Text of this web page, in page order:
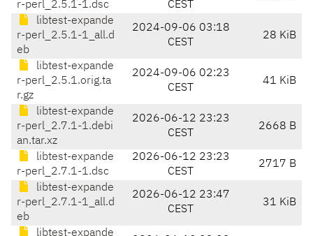
r-perl_2.5.1-1.dsc
CEST
libtest-expande
r-perl_2.5.1-1_all.d
eb
2024-09-06 03:18
CEST
28 KiB
libtest-expande
r-perl_2.5.1.orig.ta
r.gz
2024-09-06 02:23
CEST
41 KiB
libtest-expande
r-perl_2.7.1-1.debi
an.tar.xz
2026-06-12 23:23
CEST
2668 B
libtest-expande
r-perl_2.7.1-1.dsc
2026-06-12 23:23
CEST
2717 B
libtest-expande
r-perl_2.7.1-1_all.d
eb
2026-06-12 23:47
CEST
31 KiB
libtest-expande